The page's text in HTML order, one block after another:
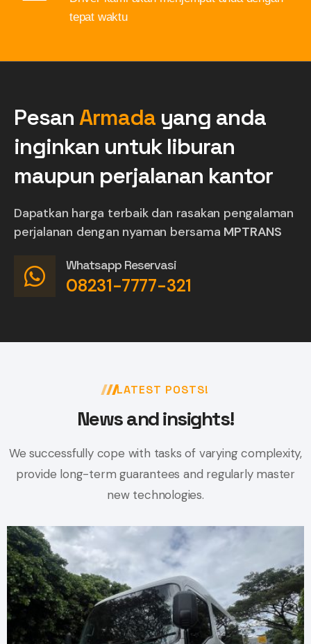
tepat waktu
Pesan Armada yang anda
inginkan untuk liburan
maupun perjalanan kantor
Dapatkan harga terbaik dan rasakan pengalaman
perjalanan dengan nyaman bersama MPTRANS
Whatsapp Reservasi
08231-7777-321
LATEST POSTS!
News and insights!
We successfully cope with tasks of varying complexity,
provide long-termguarantees and regularly master
new technologies.